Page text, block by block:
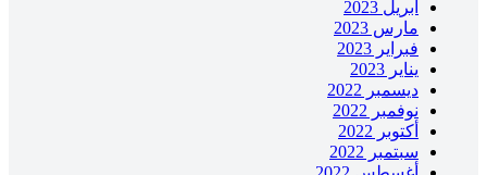
أبريل 2023
مارس 2023
فبراير 2023
يناير 2023
ديسمبر 2022
نوفمبر 2022
أكتوبر 2022
سبتمبر 2022